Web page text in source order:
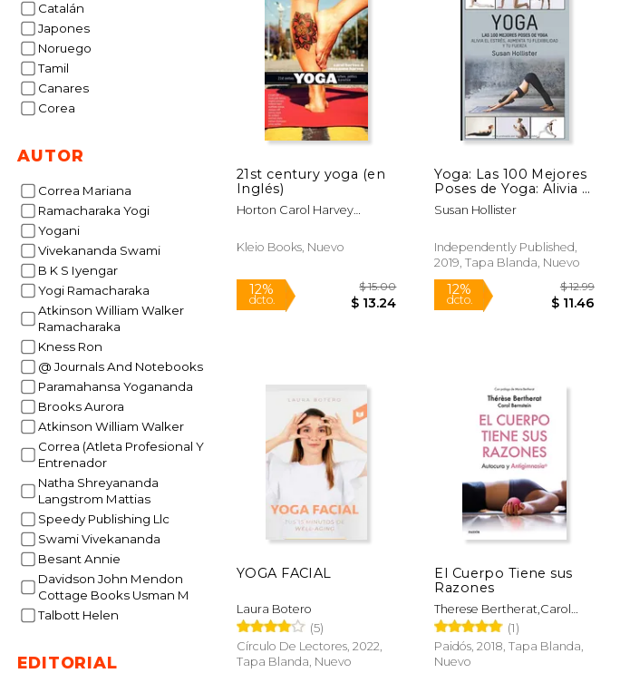
Catalán
Japones
Noruego
Tamil
Canares
Corea
AUTOR
Correa Mariana
Ramacharaka Yogi
Yogani
Vivekananda Swami
B K S Iyengar
Yogi Ramacharaka
Atkinson William Walker
Ramacharaka
Kness Ron
@ Journals And Notebooks
Paramahansa Yogananda
Brooks Aurora
Atkinson William Walker
Correa (Atleta Profesional Y
Entrenador
Natha Shreyananda
Langstrom Mattias
Speedy Publishing Llc
Swami Vivekananda
Besant Annie
Davidson John Mendon
Cottage Books Usman M
Talbott Helen
EDITORIAL
50%
dcto.
15%
dcto.
21st century yoga (en
Inglés)
Horton Carol Harvey
Kleio Books, Nuevo
12%
dcto.
Yoga: Las 100 Mejores
Poses de Yoga: Alivia el
Estrés, Aumenta tu
Flexibilidad y tu Fuerza
Yoga Técnicas de
Ejercicio y Guía Para.
Alivio del Estrés)
Susan Hollister
Independently Published,
2019, Tapa Blanda, Nuevo
12%
dcto.
YOGA FACIAL
Laura Botero
(5)
Círculo De Lectores, 2022,
Tapa Blanda, Nuevo
El Cuerpo Tiene sus
Razones
Therese Bertherat,Carol
Bernstein
(1)
Paidós, 2018, Tapa Blanda,
Nuevo